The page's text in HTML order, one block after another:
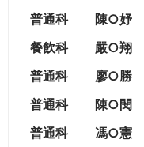
WAGOR
TODAY
WORLD
TOMORROW
普通科
陳○妤
餐飲科
嚴○翔
普通科
廖○勝
普通科
陳○閔
普通科
馮○憲